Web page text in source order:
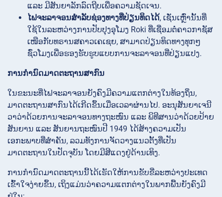
ແລະ ມີສັນຍາລັກລົດຖີບເພື່ອຄວາມຊັດເຈນ.
ໄຟຈະລາຈອນສຳລັບຊ່ອງທາງທີ່ປ່ຽນທິດໄດ້, ເຊັ່ນເຫຼົ່ານັ້ນທີ່
ໃຊ້ໃນລະຫວ່າງການປັບປຸງອຸໂມງ Roki ທີ່ເຊື່ອມຕໍ່ຄາວກາຊັສ
ເໜືອກັບທຣານສຄາວເຄເຊຍ, ສາມາດປ່ຽນທິດທາງທຸກໆ
ຊົ່ວໂມງເພື່ອຮອງຮັບຮູບແບບການຈະລາຈອນທີ່ປ່ຽນແປງ.
ການກຳນົດມາດຕະຖານສາກົນ
ໃນຂະນະທີ່ໄຟຈະລາຈອນຍັງຄົງມີຄວາມແຕກຕ່າງໃນທ້ອງຖິ່ນ,
ມາດຕະຖານສາກົນໄດ້ເກີດຂຶ້ນເມື່ອເວລາຜ່ານໄປ. ອະນຸສັນຍາເຈນີ
ວາວ່າດ້ວຍການຈະລາຈອນທາງຖະໜົນ ແລະ ພິທີສານວ່າດ້ວຍປ້າຍ
ສັນຍານ ແລະ ສັນຍານຖະໜົນປີ 1949 ໄດ້ສ້າງຄວາມເປັນ
ເອກະພາບທີ່ສຳຄັນ, ລວມທັງການຈັດວາງແນວຕັ້ງທີ່ເປັນ
ມາດຕະຖານໃນປັດຈຸບັນ ໂດຍມີສີແດງຢູ່ດ້ານເທິງ.
ການກຳນົດມາດຕະຖານນີ້ໄດ້ເຮັດໃຫ້ການຂັບຂີ່ລະຫວ່າງປະເທດ
ເຂົ້າໃຈງ່າຍຂຶ້ນ, ເຖິງແມ່ນວ່າຄວາມແຕກຕ່າງໃນພາກພື້ນຍັງຄົງມີ